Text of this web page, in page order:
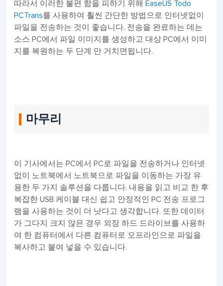
따라서 이러한 불편 함을 피하기 위해EaseUS Todo
PCTrans를 사용하여 훨씬 간단한 방법으로 인터넷없이
파일을 전송하는 것이 좋습니다. 전송을 완료하는 데는
소스 PC에서 파일 이미지를 생성하고 대상 PC에서 이미
지를 복원하는 두 단계 만 거치면됩니다.
마무리
이 기사에서는 PC에서 PC로 파일을 전송하거나 인터넷
없이 노트북에서 노트북으로 파일을 이동하는 가장 유
용한 두 가지 솔루션을 다룹니다. 내용을 읽고 비교 한 후
복잡한 USB 케이블 대신 쉽고 안정적인 PC 전송 프로그
램을 사용하는 것이 더 낫다고 생각합니다. 또한 데이터
가 그다지 크지 않은 경우 외장 하드 드라이브를 사용하
여 한 컴퓨터에서 다른 컴퓨터로 오프라인으로 파일을
복사하고 붙여 넣을 수 있습니다.